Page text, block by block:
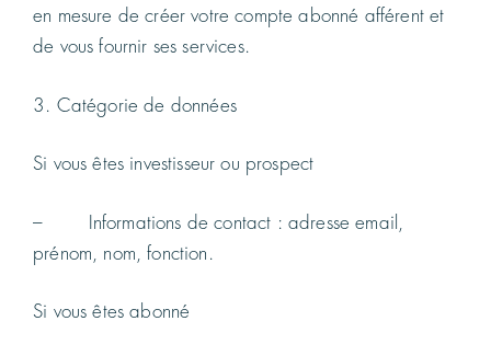
en mesure de créer votre compte abonné afférent et
de vous fournir ses services.
3. Catégorie de données
Si vous êtes investisseur ou prospect
– Informations de contact : adresse email,
prénom, nom, fonction.
Si vous êtes abonné